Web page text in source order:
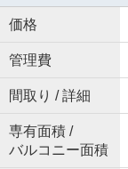
価格
管理費
間取り / 詳細
専有面積 /
バルコニー面積